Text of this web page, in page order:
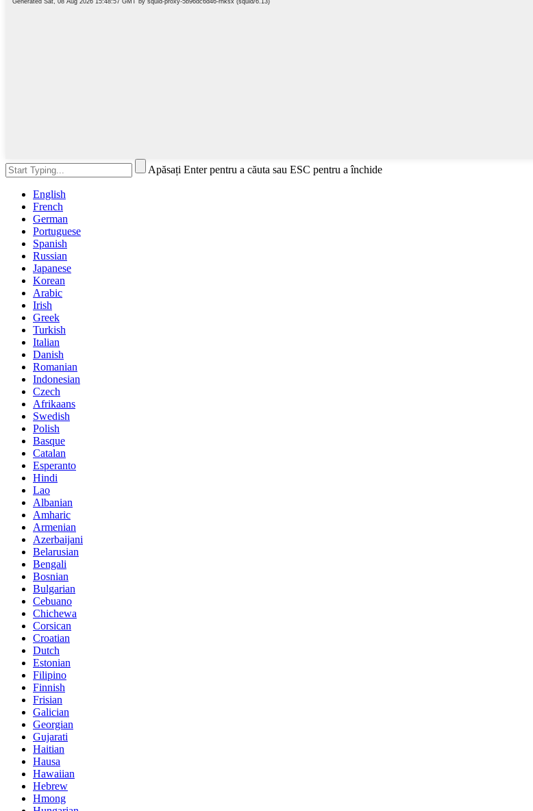
Apăsați Enter pentru a căuta sau ESC pentru a închide
English
French
German
Portuguese
Spanish
Russian
Japanese
Korean
Arabic
Irish
Greek
Turkish
Italian
Danish
Romanian
Indonesian
Czech
Afrikaans
Swedish
Polish
Basque
Catalan
Esperanto
Hindi
Lao
Albanian
Amharic
Armenian
Azerbaijani
Belarusian
Bengali
Bosnian
Bulgarian
Cebuano
Chichewa
Corsican
Croatian
Dutch
Estonian
Filipino
Finnish
Frisian
Galician
Georgian
Gujarati
Haitian
Hausa
Hawaiian
Hebrew
Hmong